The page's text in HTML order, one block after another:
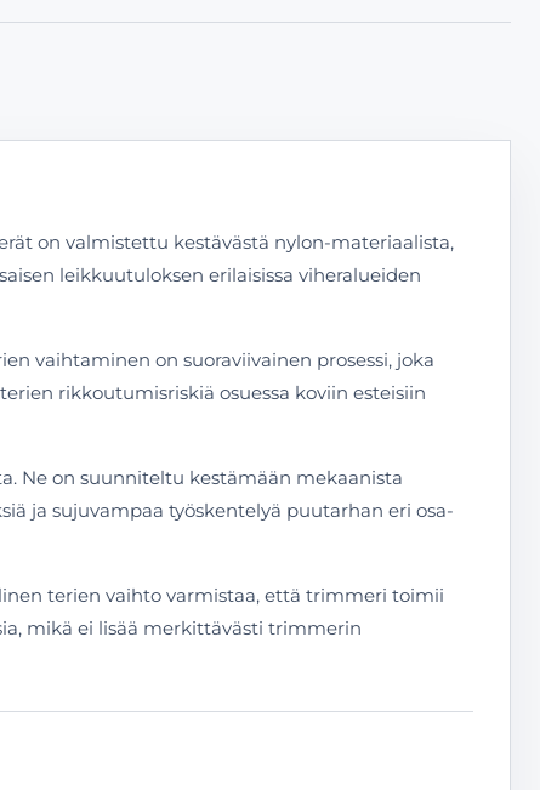
on valmistettu kestävästä nylon-materiaalista,
leikkuutuloksen erilaisissa viheralueiden
vaihtaminen on suoraviivainen prosessi, joka
rikkoutumisriskiä osuessa koviin esteisiin
Ne on suunniteltu kestämään mekaanista
ja sujuvampaa työskentelyä puutarhan eri osa-
terien vaihto varmistaa, että trimmeri toimii
mikä ei lisää merkittävästi trimmerin